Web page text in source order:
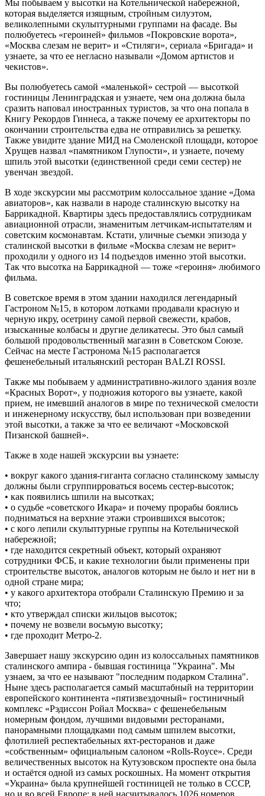
Мы побываем у высотки на Котельнической набережной,
которая выделяется изящным, стройным силуэтом,
великолепными скульптурными группами на фасаде. Вы
полюбуетесь «героиней» фильмов «Покровские ворота»,
«Москва слезам не верит» и «Стиляги», сериала «Бригада» и
узнаете, за что ее негласно называли «Домом артистов и
чекистов».
Вы полюбуетесь самой «маленькой» сестрой — высоткой
гостиницы Ленинградская и узнаете, чем она должна была
сразить наповал иностранных туристов, за что она попала в
Книгу Рекордов Гиннеса, а также почему ее архитекторы по
окончании строительства едва не отправились за решетку.
Также увидите здание МИД на Смоленской площади, которое
Хрущев назвал «памятником Глупости», и узнаете, почему
шпиль этой высотки (единственной среди семи сестер) не
увенчан звездой.
В ходе экскурсии мы рассмотрим колоссальное здание «Дома
авиаторов», как назвали в народе сталинскую высотку на
Баррикадной. Квартиры здесь предоставлялись сотрудникам
авиационной отрасли, знаменитым летчикам-испытателям и
советским космонавтам. Кстати, уличные съемки эпизода у
сталинской высотки в фильме «Москва слезам не верит»
проходили у одного из 14 подъездов именно этой высотки.
Так что высотка на Баррикадной — тоже «героиня» любимого
фильма.
В советское время в этом здании находился легендарный
Гастроном №15, в котором лотками продавали красную и
черную икру, осетрину самой первой свежести, крабов,
изысканные колбасы и другие деликатесы. Это был самый
большой продовольственный магазин в Советском Союзе.
Сейчас на месте Гастронома №15 располагается
фешенебельный итальянский ресторан BALZI ROSSI.
Также мы побываем у административно-жилого здания возле
«Красных Ворот», у подножия которого вы узнаете, какой
прием, не имевший аналогов в мире по технической смелости
и инженерному искусству, был использован при возведении
этой высотки, а также за что ее величают «Московской
Пизанской башней».
Также в ходе нашей экскурсии вы узнаете:
• вокруг какого здания-гиганта согласно сталинскому замыслу
должны были сгруппирроваться восемь сестер-высоток;
• как появились шпили на высотках;
• о судьбе «советского Икара» и почему прорабы боялись
подниматься на верхние этажи строившихся высоток;
• с кого лепили скульптурные группы на Котельнической
набережной;
• где находится секретный объект, который охраняют
сотрудники ФСБ, и какие технологии были применены при
строительстве высоток, аналогов которым не было и нет ни в
одной стране мира;
• у какого архитектора отобрали Сталинскую Премию и за
что;
• кто утверждал списки жильцов высоток;
• почему не возвели восьмую высотку;
• где проходит Метро-2.
Завершает нашу экскурсию один из колоссальных памятников
сталинского ампира - бывшая гостиница "Украина". Мы
узнаем, за что ее называют "последним подарком Сталина".
Ныне здесь располагается самый масштабный на территории
европейского континента «пятизвездочный» гостиничный
комплекс «Рэдиссон Ройал Москва» с фешенебельным
номерным фондом, лучшими видовыми ресторанами,
панорамными площадками под самым шпилем высотки,
флотилией респектабельных яхт-ресторанов и даже
«собственным» официальным салоном «Rolls-Royce». Среди
величественных высоток на Кутузовском проспекте она была
и остаётся одной из самых роскошных. На момент открытия
«Украина» была крупнейшей гостиницей не только в СССР,
но и во всей Европе: в ней насчитывалось 1026 номеров.